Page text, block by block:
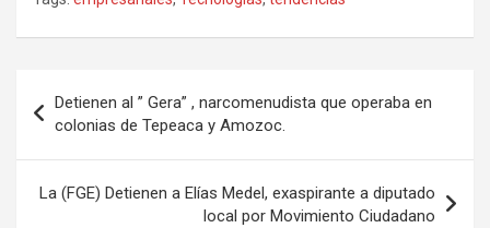
de
entradas
Detienen al ” Gera” , narcomenudista que operaba en
colonias de Tepeaca y Amozoc.
La (FGE) Detienen a Elías Medel, exaspirante a diputado
local por Movimiento Ciudadano